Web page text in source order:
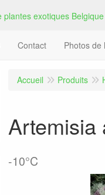
Contact Photos de
Accueil Produits
Artemisia
-10°C